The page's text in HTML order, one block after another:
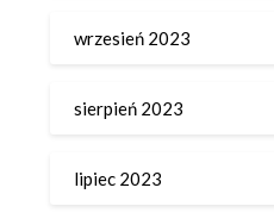
wrzesień 2023
sierpień 2023
lipiec 2023